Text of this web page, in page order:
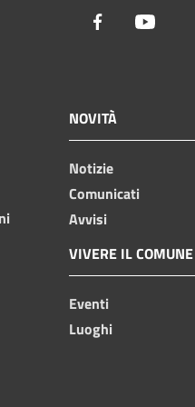
Facebook
NOVITÀ
Notizie
Comunicati
Avvisi
VIVERE IL COMUNE
Eventi
Luoghi